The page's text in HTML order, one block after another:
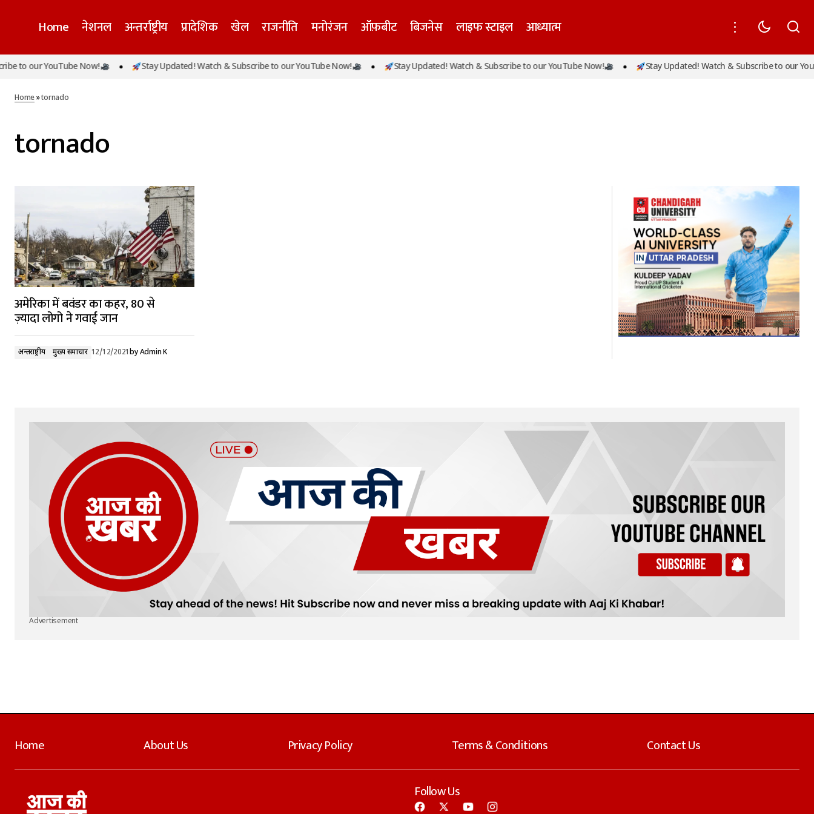
Home नेशनल अन्तर्राष्ट्रीय प्रादेशिक खेल राजनीति मनोरंजन ऑफ़बीट बिजनेस लाइफ स्टाइल आध्यात्म
to our YouTube Now! Stay Updated! Watch & Subscribe to our YouTube Now! Stay Updated! Watch & Subscribe to our YouTube Now! Stay Updated! Watch & Subscribe to our
Home»tornado
tornado
अमेरिका में बवंडर का कहर, 80 से
ज़्यादा लोगो ने गवाई जान
अन्तर्राष्ट्रीय मुख्य समाचार 12/12/2021by Admin K
Advertisement
Home About Us Privacy Policy Terms & Conditions Contact Us
Follow Us